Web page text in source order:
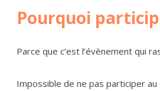
Pourquoi
Parce que c’est l’évènement qui
Impossible de ne pas participer